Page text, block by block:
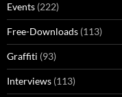
Events (222)
Free-Downloads (113)
Graffiti (93)
Interviews (113)